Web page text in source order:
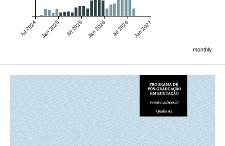
Jul 2024 Jan 2025 Jul 2025 Jan 2026 Jul 2026 Jan 2027
monthly